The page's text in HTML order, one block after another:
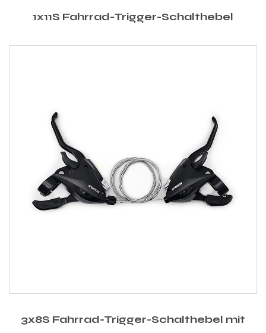
1x11S Fahrrad-Trigger-Schalthebel
3x8S Fahrrad-Trigger-Schalthebel mit